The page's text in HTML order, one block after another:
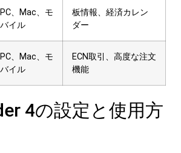
PC、Mac、モ
バイル
板情報、経済カレン
ダー
PC、Mac、モ
バイル
ECN取引、高度な注文
機能
4の設定と使用方